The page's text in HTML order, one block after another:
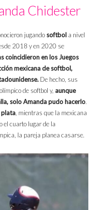
Chidester
jugando softbol a nivel
2018 y en 2020 se
coincidieron en los Juegos
mexicana de softbol,
De hecho, sus
de softbol y, aunque
solo Amanda pudo hacerlo.
plata, mientras que la mexicana
el cuarto lugar de la
la pareja planea casarse.